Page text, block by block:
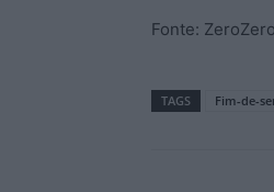
Fonte: ZeroZero
TAGS Fim-de-